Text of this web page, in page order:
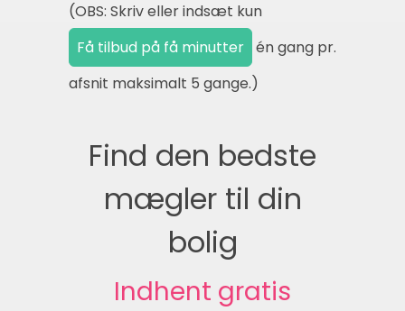
(OBS: Skriv eller indsæt kun
én gang pr.
afsnit maksimalt 5 gange.)
Find den bedste
mægler til din
bolig
Indhent gratis